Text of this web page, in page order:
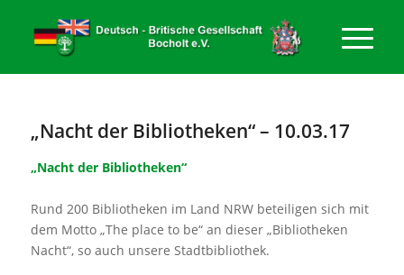
„Nacht der Bibliotheken“ – 10.03.17
„Nacht der Bibliotheken“
Rund 200 Bibliotheken im Land NRW beteiligen sich mit
dem Motto „The place to be“ an dieser „Bibliotheken
Nacht“, so auch unsere Stadtbibliothek.